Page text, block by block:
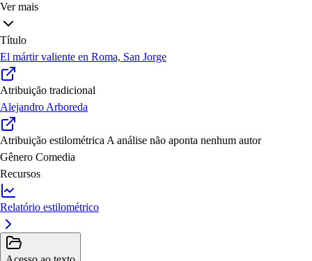
Ver mais
Título
El mártir valiente en Roma, San Jorge
Atribuição tradicional
Alejandro Arboreda
Atribuição estilométrica A análise não aponta nenhum autor
Gênero Comedia
Recursos
Relatório estilométrico